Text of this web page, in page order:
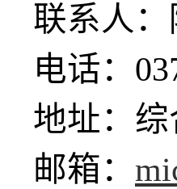
联系人
电话：
地址：综
邮箱：